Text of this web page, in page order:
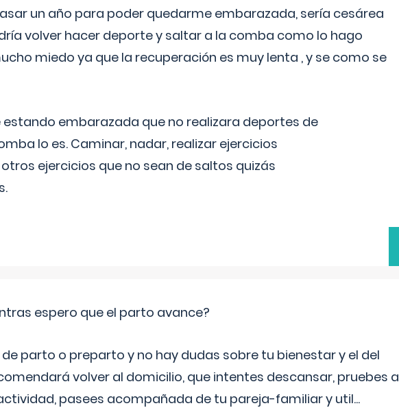
un año para poder quedarme embarazada, sería cesárea
volver hacer deporte y saltar a la comba como lo hago
miedo ya que la recuperación es muy lenta , y se como se
embarazada que no realizara deportes de
lo es. Caminar, nadar, realizar ejercicios
ejercicios que no sean de saltos quizás
espero que el parto avance?
parto o preparto y no hay dudas sobre tu bienestar y el del
volver al domicilio, que intentes descansar, pruebes a
pasees acompañada de tu pareja-familiar y util...